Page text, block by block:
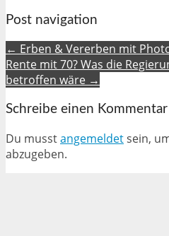
Post navigation
← Erben & Vererben mit
Rente mit 70? Was die
betroffen wäre →
Schreibe einen Kommentar
Du musstangemeldetsein,
abzugeben.